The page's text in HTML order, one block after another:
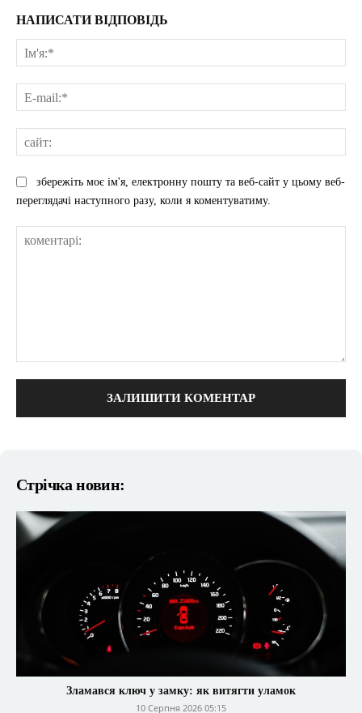
НАПИСАТИ ВІДПОВІДЬ
збережіть моє ім'я, електронну пошту та веб-сайт у цьому веб-
переглядачі наступного разу, коли я коментуватиму.
Стрічка новин:
Зламався ключ у замку: як витягти уламок
10 Серпня 2026 05:15